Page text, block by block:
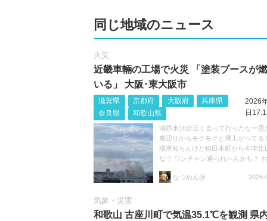
同じ地域のニュース
火災
近畿車輛の工場で火災 「塗装ブースが
いる」 大阪･東大阪市
滋賀県 京都府 大阪府
兵庫県
奈良県
和歌山県
2026
日
消防車10台近く走って行ったなー思
庵辺りからモクモクと煙上がってる
場所知らんけど稲田本町から今津北
な？ ワンチャン通られへんかも？
なつめん@
2026-
気象・災害
和歌山 古座川町で気温35.1℃を観測 県